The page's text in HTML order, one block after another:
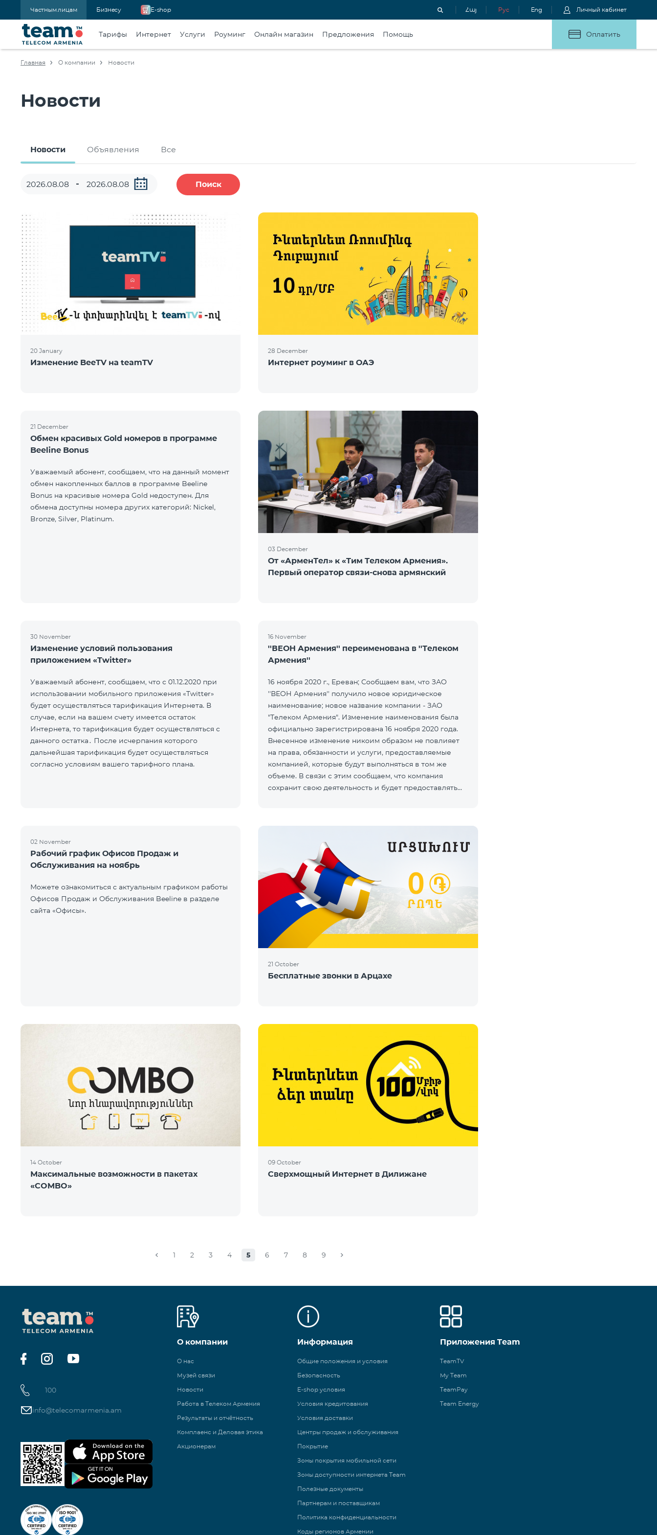
Частным лицам Бизнесу E-shop Հայ Рус Eng Личный кабинет
Тарифы Интернет Услуги Роуминг Онлайн магазин Предложения Помощь Оплатить
Главная О компании Новости
Новости
Новости Объявления Все
Поиск
20 January
Изменение BeeTV на teamTV
28 December
Интернет роуминг в ОАЭ
21 December
Обмен красивых Gold номеров в программе
Beeline Bonus
Уважаемый абонент, сообщаем, что на данный момент
обмен накопленных баллов в программе Beeline
Bonus на красивые номера Gold недоступен. Для
обмена доступны номера других категорий: Nickel,
Bronze, Silver, Platinum.
03 December
От «АрменТел» к «Тим Телеком Армения».
Первый оператор связи-снова армянский
30 November
Изменение условий пользования
приложением «Twitter»
Уважаемый абонент, сообщаем, что с 01.12.2020 при
использовании мобильного приложения «Twitter»
будет осуществляться тарификация Интернета. В
случае, если на вашем счету имеется остаток
Интернета, то тарификация будет осуществляться с
данного остатка․ После исчерпания которого
дальнейшая тарификация будет осуществляться
согласно условиям вашего тарифного плана.
16 November
''ВЕОН Армения'' переименована в ''Телеком
Армения''
16 ноября 2020 г., Ереван; Сообщаeм вам, что ЗАО
''ВЕОН Армения'' получило новое юридическое
наименование; новое название компании - ЗАО
"Телеком Армения". Изменение наименования была
официально зарегистрирована 16 ноября 2020 года.
Внесенное изменение никоим образом не повлияет
на права, обязанности и услуги, предоставляемые
компанией, которые будут выполняться в том же
объеме. В связи с этим сообщаем, что компания
сохранит свою деятельность и будет предоставлять
02 November
Рабочий график Офисов Продаж и
Обслуживания на ноябрь
Можете ознакомиться с актуальным графиком работы
Офисов Продаж и Обслуживания Beeline в разделе
сайта «Офисы».
21 October
Бесплатные звонки в Арцахе
14 October
Максимальные возможности в пакетах
«COMBO»
09 October
Сверхмощный Интернет в Дилижане
1 2 3 4 5 6 7 8 9
100
info@telecomarmenia.am
О компании
О нас
Музей связи
Новости
Работа в Телеком Армения
Результаты и отчётность
Комплаенс и Деловая этика
Акционерам
Информация
Общие положения и условия
Безопасность
E-shop условия
Условия кредитования
Условия доставки
Центры продаж и обслуживания
Покрытие
Зоны покрытия мобильной сети
Зоны доступности интернета Team
Полезные документы
Партнерам и поставщикам
Политика конфиденциальности
Коды регионов Армении
Приложения Team
TeamTV
My Team
TeamPay
Team Energy